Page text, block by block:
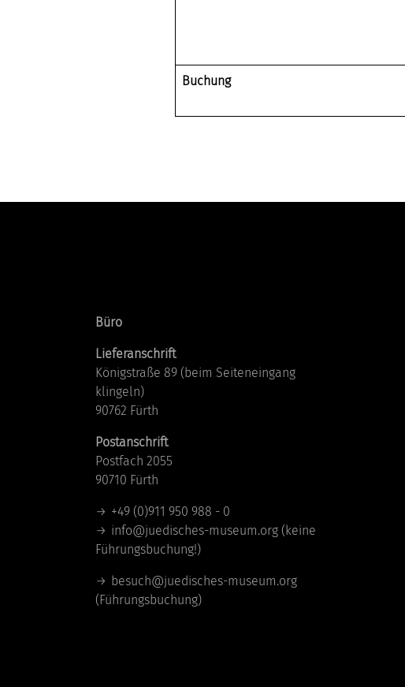
Buchung
Büro
Lieferanschrift
Königstraße 89 (beim Seiteneingang
klingeln)
90762 Fürth
Postanschrift
Postfach 2055
90710 Fürth
+49 (0)911 950 988 - 0
info@juedisches-museum.org(keine
Führungsbuchung!)
besuch@juedisches-museum.org
(Führungsbuchung)